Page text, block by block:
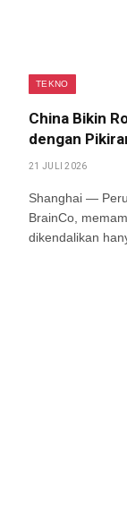
TEKNO
China Bikin
dengan
21 JULI 2026
Shanghai —
BrainCo,
dikendalikan